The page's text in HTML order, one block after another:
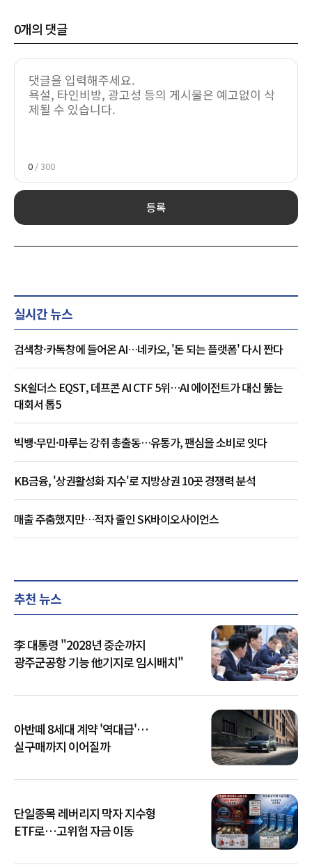
0개의 댓글
0 / 300
등록
실시간 뉴스
검색창·카톡창에 들어온 AI…네카오, '돈 되는 플랫폼' 다시 짠다
SK쉴더스 EQST, 데프콘 AI CTF 5위…AI 에이전트가 대신 뚫는
대회서 톱5
빅뱅·무민·마루는 강쥐 총출동…유통가, 팬심을 소비로 잇다
KB금융, '상권활성화 지수'로 지방상권 10곳 경쟁력 분석
매출 주춤했지만…적자 줄인 SK바이오사이언스
추천 뉴스
李 대통령 "2028년 중순까지
광주군공항 기능 他기지로 임시배치"
아반떼 8세대 계약 '역대급'…
실구매까지 이어질까
단일종목 레버리지 막자 지수형
ETF로…고위험 자금 이동